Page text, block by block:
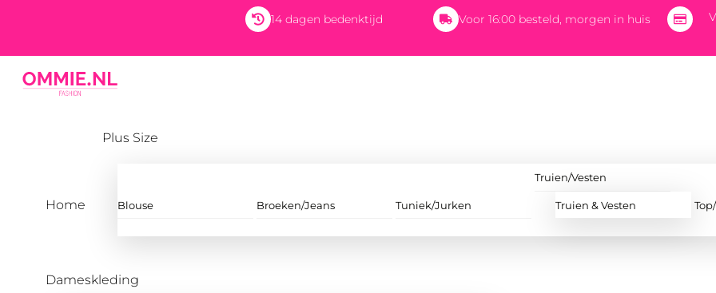
content
14 dagen bedenktijd Voor 16:00 besteld, morgen in huis
Home
Plus Size
Blouse Broeken/Jeans Tuniek/Jurken
Truien/Vesten
Truien & Vesten
Dameskleding